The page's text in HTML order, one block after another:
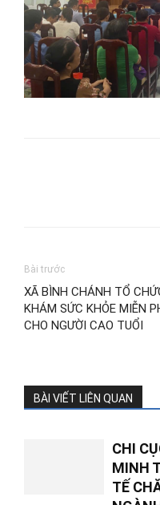
Bài trước
XÃ BÌNH CHÁNH TỔ
KHÁM SỨC KHỎE MIỄN
CHO NGƯỜI CAO TUỔI
BÀI VIẾT LIÊN QUAN
CHI
MINH
TẾ